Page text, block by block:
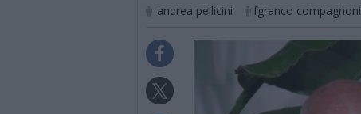
andrea pellicini fgranco compagnoni